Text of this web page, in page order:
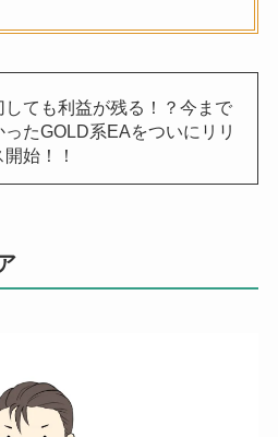
しても利益が残る！？今まで
ったGOLD系EAをついにリリ
開始！！